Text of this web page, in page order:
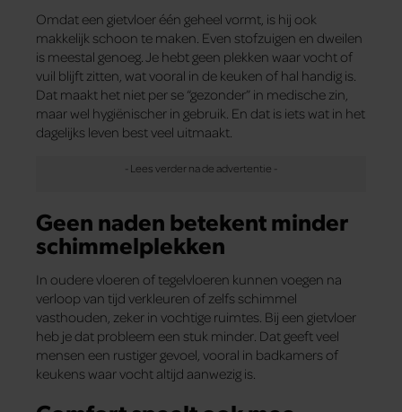
Omdat een gietvloer één geheel vormt, is hij ook
makkelijk schoon te maken. Even stofzuigen en dweilen
is meestal genoeg. Je hebt geen plekken waar vocht of
vuil blijft zitten, wat vooral in de keuken of hal handig is.
Dat maakt het niet per se “gezonder” in medische zin,
maar wel hygiënischer in gebruik. En dat is iets wat in het
dagelijks leven best veel uitmaakt.
Geen naden betekent minder
schimmelplekken
In oudere vloeren of tegelvloeren kunnen voegen na
verloop van tijd verkleuren of zelfs schimmel
vasthouden, zeker in vochtige ruimtes. Bij een gietvloer
heb je dat probleem een stuk minder. Dat geeft veel
mensen een rustiger gevoel, vooral in badkamers of
keukens waar vocht altijd aanwezig is.